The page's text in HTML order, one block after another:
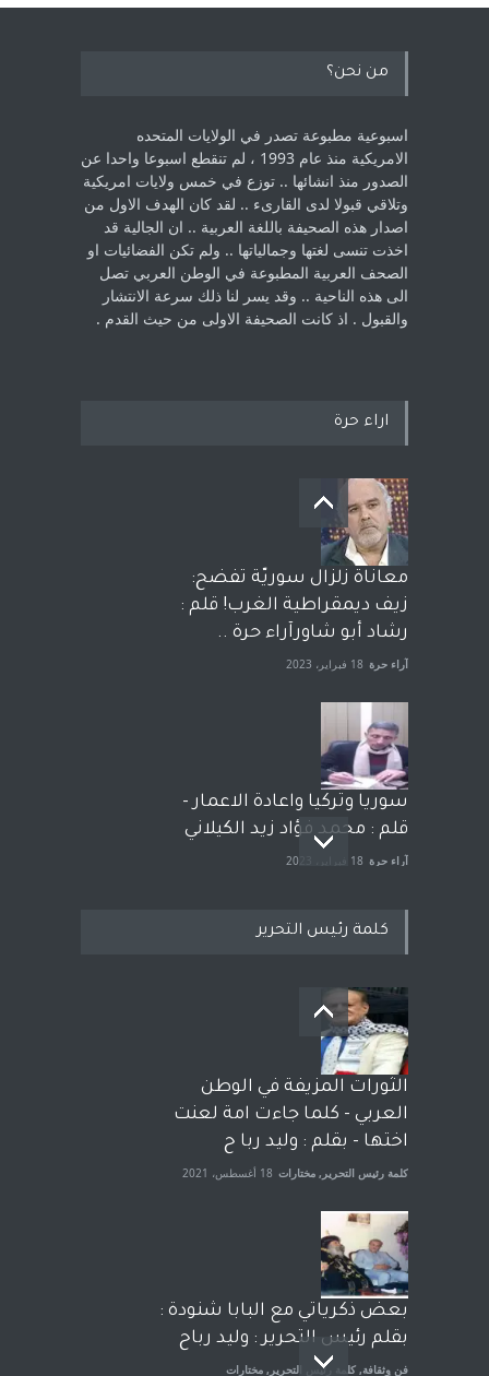
من نحن؟
اسبوعية مطبوعة تصدر في الولايات المتحده
الامريكية منذ عام 1993 ، لم ‏تنقطع اسبوعا واحدا عن
الصدور منذ انشائها .. توزع في خمس ولايات امريكية
‏وتلاقي قبولا لدى القارىء ..‏ لقد كان الهدف الاول من
اصدار هذه الصحيفة باللغة العربية .. ان الجالية قد
اخذت ‏تنسى لغتها وجمالياتها .. ولم تكن الفضائيات او
الصحف العربية المطبوعة في الوطن ‏العربي تصل
الى هذه الناحية .. وقد يسر لنا ذلك سرعة الانتشار
والقبول . اذ كانت ‏الصحيفة الاولى من حيث القدم . ‏
اراء حرة
معاناة زلزال سوريّة تفضح:
زيف ديمقراطية الغرب! قلم :
رشاد أبو شاورآراء حرة ..
آراء حرة 18 فبراير، 2023
سوريا وتركيا واعادة الاعمار -
قلم : محمد فؤاد زيد الكيلاني
آراء حرة 18 فبراير، 2023
بعد معارك قضائية طاحنة كتب
وترافع فيها بنفسه مرة اخرى..
الشيخ طارق يوسف يقهر
الحكومة الأمريكية ، فأعطوه
الجنسية عن يد وهم صاغرون،
آراء حرة مختارات 7 أبريل، 2023
كلمة رئيس التحرير
الثورات المزيفة في الوطن
العربي - كلما جاءت امة لعنت
اختها - بقلم : وليد ربا ح
كلمة رئيس التحرير , مختارات 18 أغسطس، 2021
بعض ذكرياتي مع البابا شنودة :
بقلم رئيس التحرير : وليد رباح
فن وثقافة, كلمة رئيس التحرير , مختارات